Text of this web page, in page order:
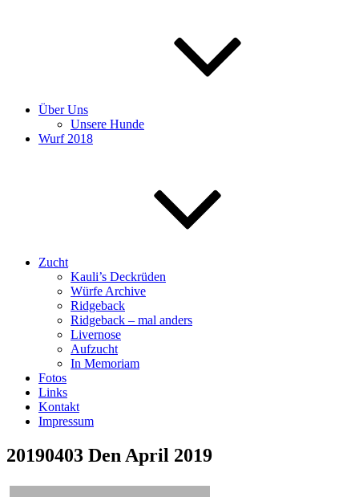
Über Uns
Unsere Hunde
Wurf 2018
Zucht
Kauli’s Deckrüden
Würfe Archive
Ridgeback
Ridgeback – mal anders
Livernose
Aufzucht
In Memoriam
Fotos
Links
Kontakt
Impressum
20190403 Den April 2019